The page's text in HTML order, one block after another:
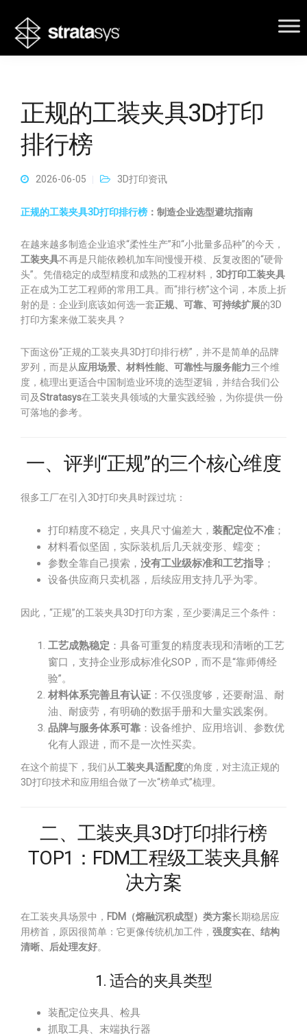
正规的工装夹具3D打印
排行榜
2026-06-05 3D打印资讯
正规的工装夹具3D打印排行榜 ：制造企业选型避坑指南
在越来越多制造企业追求“柔性生产”和“小批量多品种”的今天，
工装夹具不再是只能依赖机加车间慢慢开模、反复改图的“硬骨
头”。凭借稳定的成型精度和成熟的工程材料， 3D打印工装夹具
正在成为工艺工程师的常用工具。而“排行榜”这个词，本质上折
射的是：企业到底该如何选一套正规、可靠、可持续扩展的3D
打印方案来做工装夹具？
下面这份“正规的工装夹具3D打印排行榜”，并不是简单的品牌
罗列，而是从应用场景、材料性能、可靠性与服务能力三个维
度，梳理出更适合中国制造业环境的选型逻辑，并结合我们公
司及Stratasys在工装夹具领域的大量实践经验，为你提供一份
可落地的参考。
一、评判“正规”的三个核心维度
很多工厂在引入3D打印夹具时踩过坑：
打印精度不稳定，夹具尺寸偏差大， 装配定位不准 ；
材料看似坚固，实际装机后几天就变形、蠕变；
参数全靠自己摸索， 没有工业级标准和工艺指导 ；
设备供应商只卖机器，后续应用支持几乎为零。
因此，“正规”的工装夹具3D打印方案，至少要满足三个条件：
工艺成熟稳定 ：具备可重复的精度表现和清晰的工艺
窗口，支持企业形成标准化SOP，而不是“靠师傅经
验”。
材料体系完善且有认证 ：不仅强度够，还要耐温、耐
油、耐疲劳，有明确的数据手册和大量实践案例。
品牌与服务体系可靠 ：设备维护、应用培训、参数优
化有人跟进，而不是一次性买卖。
在这个前提下，我们从工装夹具适配度的角度，对主流正规的
3D打印技术和应用组合做了一次“榜单式”梳理。
二、工装夹具3D打印排行榜
TOP1：FDM工程级工装夹具解
决方案
在工装夹具场景中， FDM（熔融沉积成型）类方案长期稳居应
用榜首，原因很简单：它更像传统机加工件， 强度实在、结构
清晰、后处理友好。
1. 适合的夹具类型
装配定位夹具、检具
抓取工具、末端执行器